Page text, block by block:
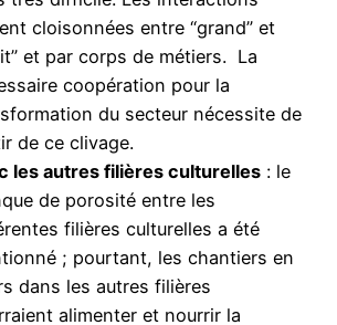
cloisonnées entre “grand” et
et par corps de métiers. La
coopération pour la
du secteur nécessite de
de ce clivage.
les autres filières culturelles : le
de porosité entre les
filières culturelles a été
; pourtant, les chantiers en
dans les autres filières
alimenter et nourrir la